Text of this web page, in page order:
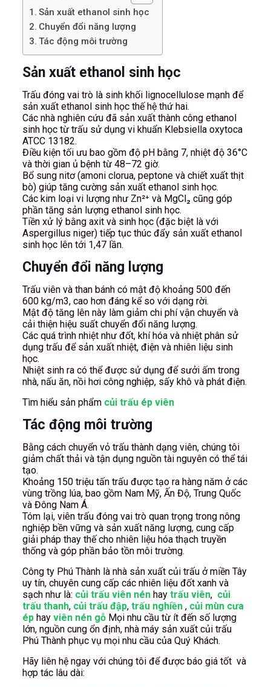
Sản xuất ethanol sinh học
Chuyển đổi năng lượng
Tác động môi trường
Sản xuất ethanol sinh học
Trấu đóng vai trò là sinh khối lignocellulose mạnh để
sản xuất ethanol sinh học thế hệ thứ hai.
Các nhà nghiên cứu đã sản xuất thành công ethanol
sinh học từ trấu sử dụng vi khuẩn Klebsiella oxytoca
ATCC 13182.
Điều kiện tối ưu bao gồm độ pH bằng 7, nhiệt độ 36°C
và thời gian ủ bệnh từ 48–72 giờ.
Bổ sung nitơ (amoni clorua, peptone và chiết xuất thịt
bò) giúp tăng cường sản xuất ethanol sinh học.
Các kim loại vi lượng như Zn²⁺ và MgCl₂ cũng góp
phần tăng sản lượng ethanol sinh học.
Tiền xử lý bằng axit và sinh học (đặc biệt là với
Aspergillus niger) tiếp tục thúc đẩy sản xuất ethanol
sinh học lên tới 1,47 lần.
Chuyển đổi năng lượng
Trấu viên và than bánh có mật độ khoảng 500 đến
600 kg/m3, cao hơn đáng kể so với dạng rời.
Mật độ tăng lên này làm giảm chi phí vận chuyển và
cải thiện hiệu suất chuyển đổi năng lượng.
Các quá trình nhiệt như đốt, khí hóa và nhiệt phân sử
dụng trấu để sản xuất nhiệt, điện và nhiên liệu sinh
học.
Nhiệt sinh ra có thể được sử dụng để sưởi ấm trong
nhà, nấu ăn, nồi hơi công nghiệp, sấy khô và phát điện.
Tìm hiểu sản phẩm củi trấu ép viên
Tác động môi trường
Bằng cách chuyển vỏ trấu thành dạng viên, chúng tôi
giảm chất thải và tận dụng nguồn tài nguyên có thể tái
tạo.
Khoảng 150 triệu tấn trấu được tạo ra hàng năm ở các
vùng trồng lúa, bao gồm Nam Mỹ, Ấn Độ, Trung Quốc
và Đông Nam Á.
Tóm lại, viên trấu đóng vai trò quan trọng trong nông
nghiệp bền vững và sản xuất năng lượng, cung cấp
giải pháp thay thế cho nhiên liệu hóa thạch truyền
thống và góp phần bảo tồn môi trường.
Công ty Phú Thành là nhà sản xuất củi trấu ở miền Tây
uy tín, chuyên cung cấp các nhiên liệu đốt xanh và
sạch như là: củi trấu viên nénhay trấu viên, củi
trấu thanh, củi trấu đập, trấu nghiền, củi mùn cưa
éphay viên nén gỗMọi nhu cầu từ ít đến số lượng
lớn, nguồn cung ổn định, nhà máy sản xuất củi trấu
Phú Thành phục vụ mọi nhu cầu của Quý Khách.
Hãy liên hệ ngay với chúng tôi để được báo giá tốt và
hợp tác lâu dài: